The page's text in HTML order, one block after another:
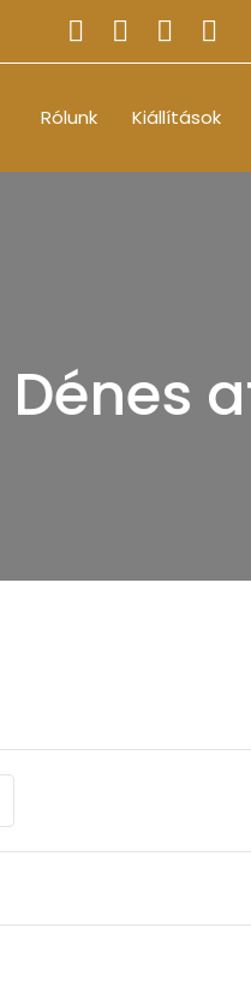
Rólunk Kiállítások
Dénes